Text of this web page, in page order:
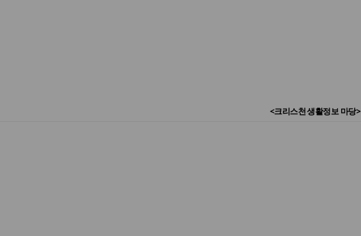
<크리스천 생활정보 마당>